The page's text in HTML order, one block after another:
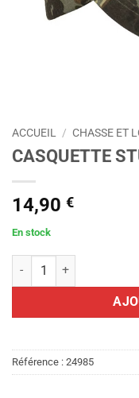
ACCUEIL / CHASSE ET
CASQUETTE
14,90 €
En stock
quantité de CASQUETTE
Référence : 24985